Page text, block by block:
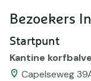
Bezoekers
Startpunt
Kantine
Capelseweg